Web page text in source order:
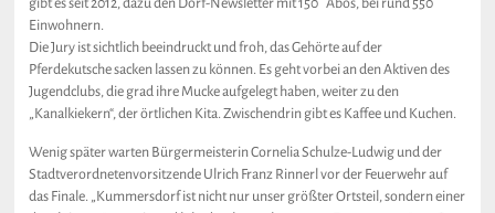
gibt es seit 2012, dazu den Dorf-Newsletter mit 150 Abos, bei rund 550
Einwohnern.
Die Jury ist sichtlich beeindruckt und froh, das Gehörte auf der
Pferdekutsche sacken lassen zu können. Es geht vorbei an den Aktiven des
Jugendclubs, die grad ihre Mucke aufgelegt haben, weiter zu den
„Kanalkiekern“, der örtlichen Kita. Zwischendrin gibt es Kaffee und Kuchen.
Wenig später warten Bürgermeisterin Cornelia Schulze-Ludwig und der
Stadtverordnetenvorsitzende Ulrich Franz Rinnerl vor der Feuerwehr auf
das Finale. „Kummersdorf ist nicht nur unser größter Ortsteil, sondern einer